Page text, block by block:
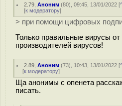
2.79 ,Аноним (80), 09:45, 13/01/2022 [
[к модератору]
> при помощи цифровых
Только правильные вирусы
производителей вирусов!
2.89 ,Аноним (73), 10:43, 13/01/2022 [
[к модератору]
Ща анонимы с опенета
писать.